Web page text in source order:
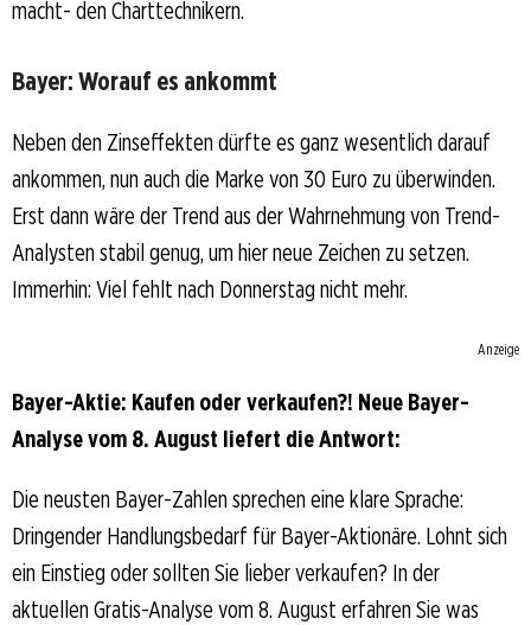
macht- den Charttechnikern.
Bayer: Worauf es ankommt
Neben den Zinseffekten dürfte es ganz wesentlich darauf
ankommen, nun auch die Marke von 30 Euro zu überwinden.
Erst dann wäre der Trend aus der Wahrnehmung von Trend-
Analysten stabil genug, um hier neue Zeichen zu setzen.
Immerhin: Viel fehlt nach Donnerstag nicht mehr.
Anzeige
Bayer-Aktie: Kaufen oder verkaufen?! Neue Bayer-
Analyse vom 8. August liefert die Antwort:
Die neusten Bayer-Zahlen sprechen eine klare Sprache:
Dringender Handlungsbedarf für Bayer-Aktionäre. Lohnt sich
ein Einstieg oder sollten Sie lieber verkaufen? In der
aktuellen Gratis-Analyse vom 8. August erfahren Sie was